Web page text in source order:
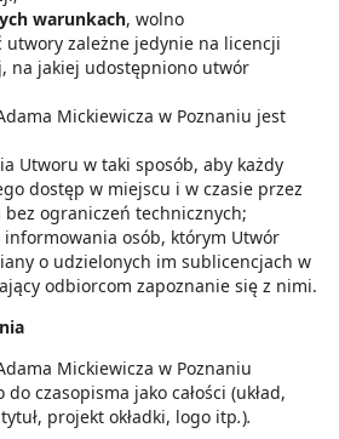
warunkach, wolno
utwory zależne jedynie na licencji
na jakiej udostępniono utwór
Mickiewicza w Poznaniu jest
Utworu w taki sposób, aby każdy
dostęp w miejscu i w czasie przez
ograniczeń technicznych;
osób, którym Utwór
o udzielonych im sublicencjach w
odbiorcom zapoznanie się z nimi.
Mickiewicza w Poznaniu
czasopisma jako całości (układ,
projekt okładki, logo itp.).